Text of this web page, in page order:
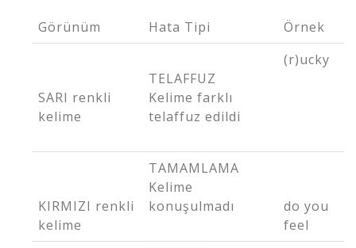
Görünüm Hata Tipi Örnek
SARI renkli
kelime
TELAFFUZ
Kelime farklı
telaffuz edildi
(r)ucky
KIRMIZI renkli
kelime
TAMAMLAMA
Kelime
konuşulmadı
do you
feel